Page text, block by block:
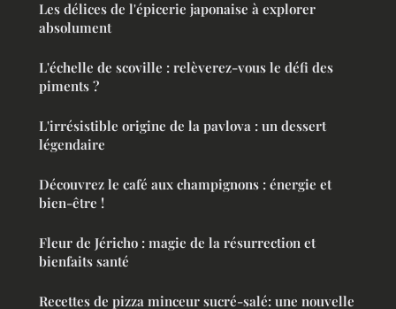
Les délices de l'épicerie japonaise à explorer
absolument
L'échelle de scoville : relèverez-vous le défi des
piments ?
L'irrésistible origine de la pavlova : un dessert
légendaire
Découvrez le café aux champignons : énergie et
bien-être !
Fleur de Jéricho : magie de la résurrection et
bienfaits santé
Recettes de pizza minceur sucré-salé: une nouvelle